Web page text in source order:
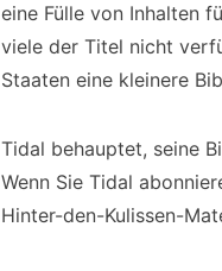
eine Fülle von Inhalten
viele der Titel nicht
Staaten eine kleinere
Tidal behauptet, seine
Wenn Sie Tidal
Hinter-den-Kulissen-